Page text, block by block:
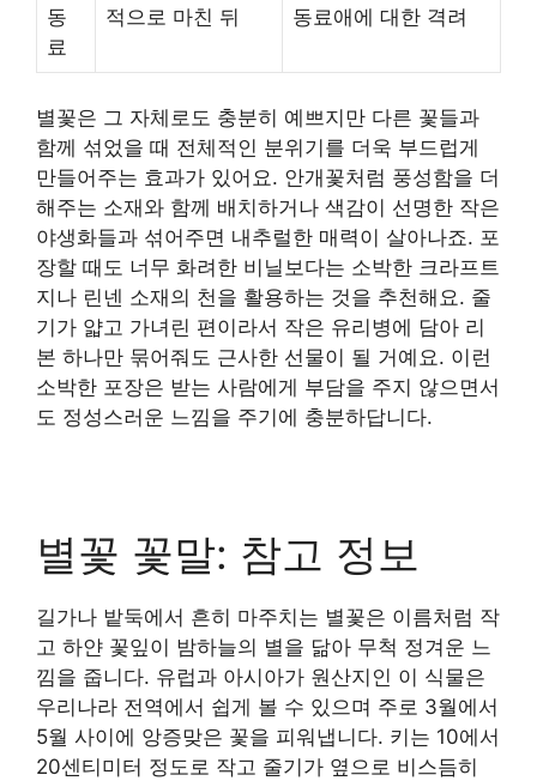
동
료
적으로 마친 뒤
동료애에 대한 격려
별꽃은 그 자체로도 충분히 예쁘지만 다른 꽃들과
함께 섞었을 때 전체적인 분위기를 더욱 부드럽게
만들어주는 효과가 있어요. 안개꽃처럼 풍성함을 더
해주는 소재와 함께 배치하거나 색감이 선명한 작은
야생화들과 섞어주면 내추럴한 매력이 살아나죠. 포
장할 때도 너무 화려한 비닐보다는 소박한 크라프트
지나 린넨 소재의 천을 활용하는 것을 추천해요. 줄
기가 얇고 가녀린 편이라서 작은 유리병에 담아 리
본 하나만 묶어줘도 근사한 선물이 될 거예요. 이런
소박한 포장은 받는 사람에게 부담을 주지 않으면서
도 정성스러운 느낌을 주기에 충분하답니다.
별꽃 꽃말: 참고 정보
길가나 밭둑에서 흔히 마주치는 별꽃은 이름처럼 작
고 하얀 꽃잎이 밤하늘의 별을 닮아 무척 정겨운 느
낌을 줍니다. 유럽과 아시아가 원산지인 이 식물은
우리나라 전역에서 쉽게 볼 수 있으며 주로 3월에서
5월 사이에 앙증맞은 꽃을 피워냅니다. 키는 10에서
20센티미터 정도로 작고 줄기가 옆으로 비스듬히